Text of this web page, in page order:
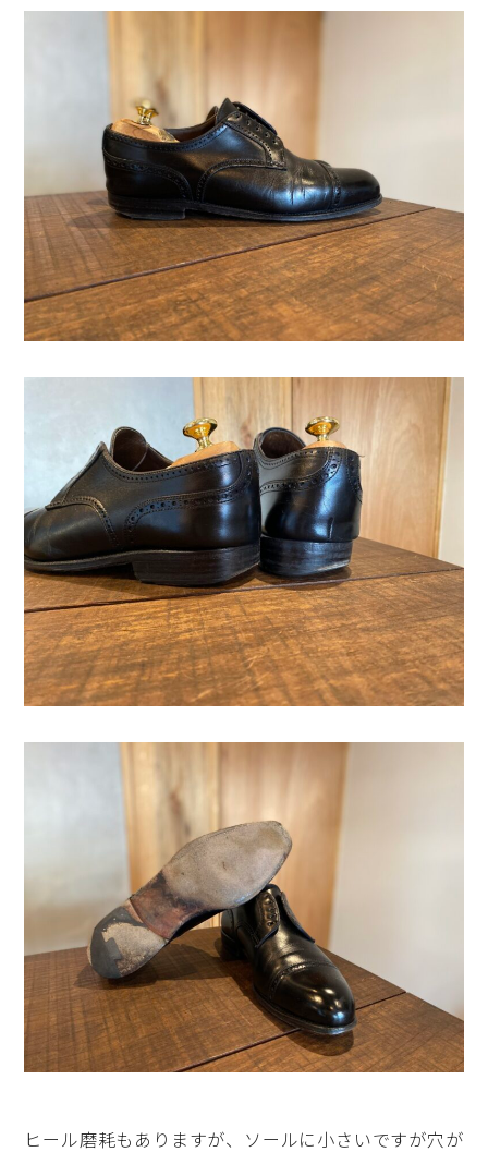
ヒール磨耗もありますが、ソールに小さいですが穴が